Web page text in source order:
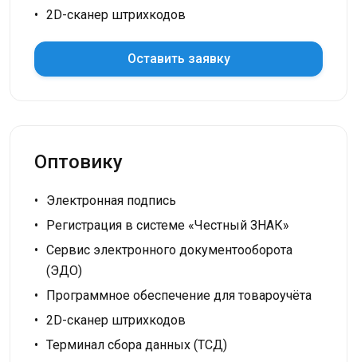
2D-сканер штрихкодов
Оставить заявку
Оптовику
Электронная подпись
Регистрация в системе «Честный ЗНАК»
Сервис электронного документооборота
(ЭДО)
Программное обеспечение для товароучёта
2D-сканер штрихкодов
Терминал сбора данных (ТСД)